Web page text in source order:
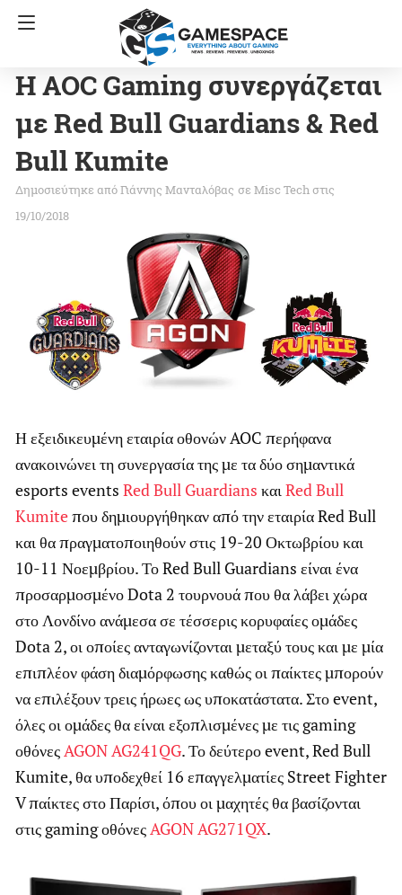
Η AOC Gaming συνεργάζεται
με Red Bull Guardians & Red
Bull Kumite
Γιάννης Μανταλόβας σε Misc Techστις
19/10/2018
Η εξειδικευμένη εταιρία οθονών AOC περήφανα
ανακοινώνει τη συνεργασία της με τα δύο σημαντικά
esports events Red Bull Guardians και Red Bull
Kumiteπου δημιουργήθηκαν από την εταιρία Red Bull
και θα πραγματοποιηθούν στις 19-20 Οκτωβρίου και
10-11 Νοεμβρίου. Το Red Bull Guardians είναι ένα
προσαρμοσμένο Dota 2 τουρνουά που θα λάβει χώρα
στο Λονδίνο ανάμεσα σε τέσσερις κορυφαίες ομάδες
Dota 2, οι οποίες ανταγωνίζονται μεταξύ τους και με μία
επιπλέον φάση διαμόρφωσης καθώς οι παίκτες μπορούν
να επιλέξουν τρεις ήρωες ως υποκατάστατα. Στο event,
όλες οι ομάδες θα είναι εξοπλισμένες με τις gaming
οθόνες AGON AG241QG. Το δεύτερο event, Red Bull
Kumite, θα υποδεχθεί 16 επαγγελματίες Street Fighter
V παίκτες στο Παρίσι, όπου οι μαχητές θα βασίζονται
στις gaming οθόνες AGON AG271QX.